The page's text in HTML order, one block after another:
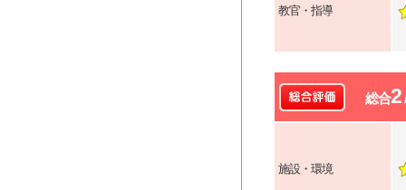
教官・指導
総合2
施設・環境